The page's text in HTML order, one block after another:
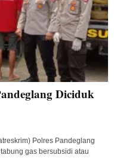
Diciduk
Polres Pandeglang
gas bersubsidi atau